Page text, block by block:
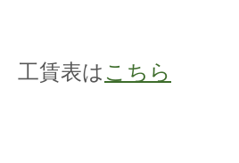
工賃表は こちら